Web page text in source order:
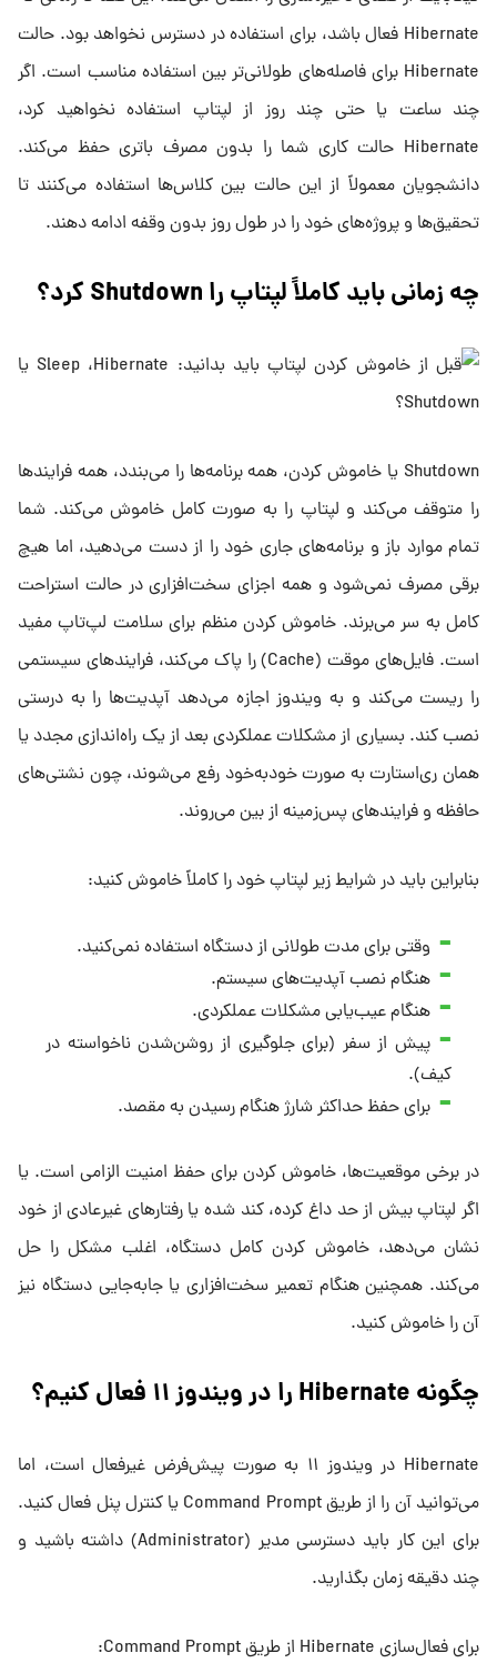
Hibernate فعال باشد، برای استفاده در دسترس نخواهد بود. حالت
Hibernate برای فاصله‌های طولانی‌تر بین استفاده مناسب است. اگر
چند ساعت یا حتی چند روز از لپتاپ استفاده نخواهید کرد،
Hibernate حالت کاری شما را بدون مصرف باتری حفظ می‌کند.
دانشجویان معمولاً از این حالت بین کلاس‌ها استفاده می‌کنند تا
تحقیق‌ها و پروژه‌های خود را در طول روز بدون وقفه ادامه دهند.
چه زمانی باید کاملاً لپتاپ را Shutdown کرد؟
Shutdown یا خاموش کردن، همه برنامه‌ها را می‌بندد، همه فرایندها
را متوقف می‌کند و لپتاپ را به صورت کامل خاموش می‌کند. شما
تمام موارد باز و برنامه‌های جاری خود را از دست می‌دهید، اما هیچ
برقی مصرف نمی‌شود و همه اجزای سخت‌افزاری در حالت استراحت
کامل به سر می‌برند. خاموش کردن منظم برای سلامت لپ‌تاپ مفید
است. فایل‌های موقت (Cache) را پاک می‌کند، فرایندهای سیستمی
را ریست می‌کند و به ویندوز اجازه می‌دهد آپدیت‌ها را به درستی
نصب کند. بسیاری از مشکلات عملکردی بعد از یک راه‌اندازی مجدد یا
همان ری‌استارت به صورت خودبه‌خود رفع می‌شوند، چون نشتی‌های
حافظه و فرایندهای پس‌زمینه از بین می‌روند.
بنابراین باید در شرایط زیر لپتاپ خود را کاملاً خاموش کنید:
وقتی برای مدت طولانی از دستگاه استفاده نمی‌کنید.
هنگام نصب آپدیت‌های سیستم.
هنگام عیب‌یابی مشکلات عملکردی.
پیش از سفر (برای جلوگیری از روشن‌شدن ناخواسته در
کیف).
برای حفظ حداکثر شارژ هنگام رسیدن به مقصد.
در برخی موقعیت‌ها، خاموش کردن برای حفظ امنیت الزامی است. یا
اگر لپتاپ بیش از حد داغ کرده، کند شده یا رفتارهای غیرعادی از خود
نشان می‌دهد، خاموش کردن کامل دستگاه، اغلب مشکل را حل
می‌کند. همچنین هنگام تعمیر سخت‌افزاری یا جابه‌جایی دستگاه نیز
آن را خاموش کنید.
چگونه Hibernate را در ویندوز ۱۱ فعال کنیم؟
Hibernate در ویندوز ۱۱ به صورت پیش‌فرض غیرفعال است، اما
می‌توانید آن را از طریق Command Prompt یا کنترل پنل فعال کنید.
برای این کار باید دسترسی مدیر (Administrator) داشته باشید و
چند دقیقه زمان بگذارید.
برای فعال‌سازی Hibernate از طریق Command Prompt: